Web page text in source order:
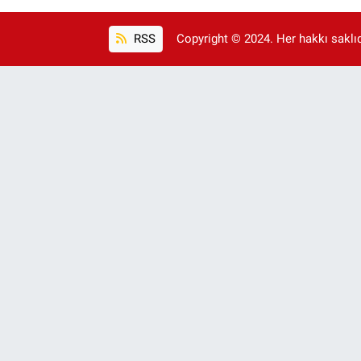
RSS Copyright © 2024. Her hakkı